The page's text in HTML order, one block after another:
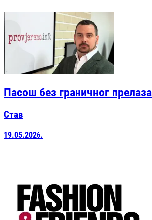
Пасош без граничног прелаза
Став
19.05.2026.